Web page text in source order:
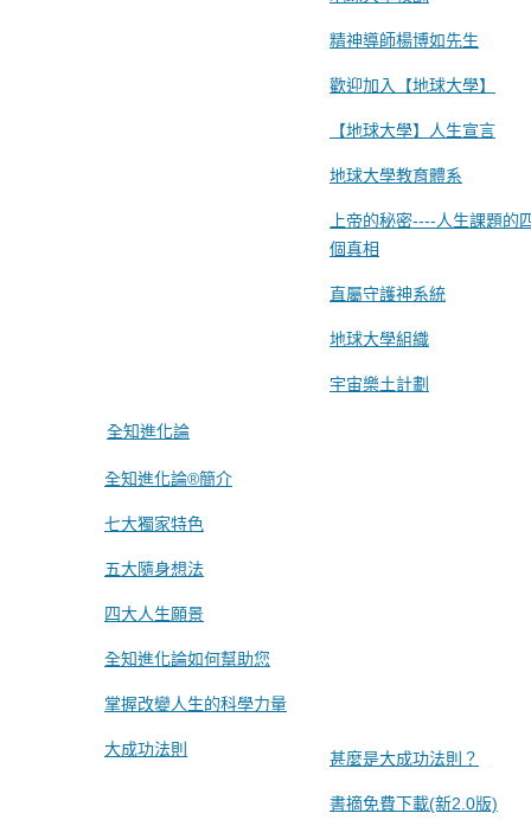
精神導師楊博如先生
歡迎加入【地球大學】
【地球大學】人生宣言
地球大學教育體系
上帝的秘密----人生課題的
個真相
直屬守護神系統
地球大學組織
宇宙樂土計劃
全知進化論
全知進化論®簡介
七大獨家特色
五大隨身想法
四大人生願景
全知進化論如何幫助您
掌握改變人生的科學力量
大成功法則 甚麼是大成功法則？
書摘免費下載(新2.0版)